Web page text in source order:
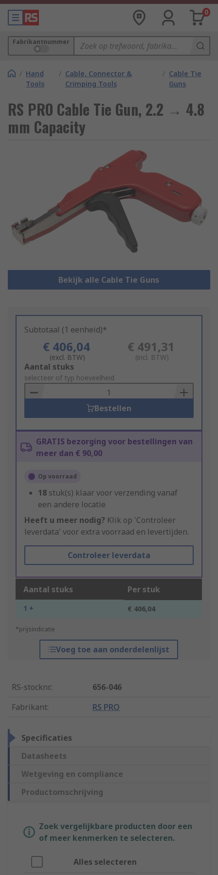
0
Fabrikantnummer
/ Hand
Tools
/ Cable, Connector &
Crimping Tools
/ Cable Tie
Guns
RS PRO Cable Tie Gun, 2.2 → 4.8
mm Capacity
Bekijk alle Cable Tie Guns
Subtotaal (1 eenheid)*
€ 406,04
(excl. BTW)
€ 491,31
(incl. BTW)
Add
to
Basket
Aantal stuks
selecteer of typ hoeveelheid
Bestellen
GRATIS bezorging voor bestellingen van
meer dan € 90,00
Op voorraad
18 stuk(s) klaar voor verzending vanaf
een andere locatie
Heeft u meer nodig? Klik op 'Controleer
leverdata' voor extra voorraad en levertijden.
Controleer leverdata
Aantal stuks Per stuk
1 + € 406,04
*prijsindicatie
Voeg toe aan onderdelenlijst
RS-stocknr.:
656-046
Fabrikant: RS PRO
Specificaties
Datasheets
Wetgeving en compliance
Productomschrijving
Zoek vergelijkbare producten door een
of meer kenmerken te selecteren.
Alles selecteren